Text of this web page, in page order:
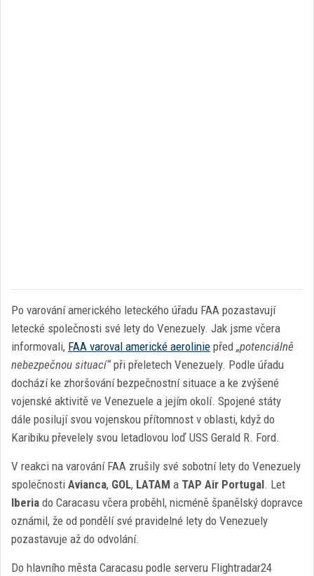
Po varování amerického leteckého úřadu FAA pozastavují
letecké společnosti své lety do Venezuely. Jak jsme včera
informovali, FAA varoval americké aerolinie před „potenciálně
nebezpečnou situací“při přeletech Venezuely. Podle úřadu
dochází ke zhoršování bezpečnostní situace a ke zvýšené
vojenské aktivitě ve Venezuele a jejím okolí. Spojené státy
dále posilují svou vojenskou přítomnost v oblasti, když do
Karibiku převelely svou letadlovou loď USS Gerald R. Ford.
V reakci na varování FAA zrušily své sobotní lety do Venezuely
společnosti Avianca, GOL, LATAM a TAP Air Portugal. Let
Iberia do Caracasu včera proběhl, nicméně španělský dopravce
oznámil, že od pondělí své pravidelné lety do Venezuely
pozastavuje až do odvolání.
Do hlavního města Caracasu podle serveru Flightradar24